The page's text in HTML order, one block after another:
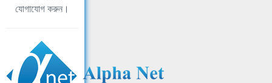
যোগাযোগ করুন।